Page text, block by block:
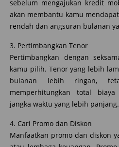
sebelum mengajukan kredit
akan membantu kamu
rendah dan angsuran bulanan
3. Pertimbangkan Tenor
Pertimbangkan dengan
kamu pilih. Tenor yang lebih
bulanan lebih ringan,
memperhitungkan total
jangka waktu yang lebih panjang.
4. Cari Promo dan Diskon
Manfaatkan promo dan diskon